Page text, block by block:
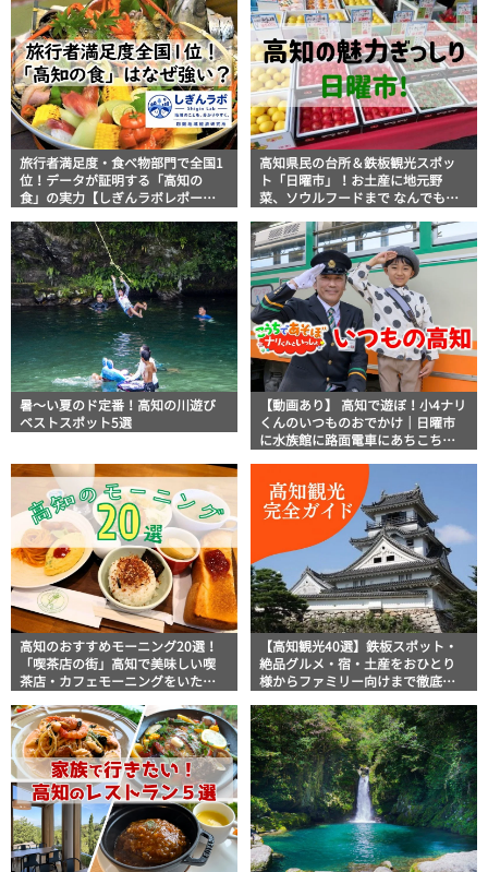
旅行者満足度・食べ物部門で全国1
位！データが証明する「高知の
食」の実力【しぎんラボレポー
高知県民の台所＆鉄板観光スポッ
ト「日曜市」！お土産に地元野
菜、ソウルフードまで なんでもそ
説！
暑～い夏のド定番！高知の川遊び
ベストスポット5選
【動画あり】 高知で遊ぼ！小4ナリ
くんのいつものおでかけ｜日曜市
に水族館に路面電車にあちこち巡
高知のおすすめモーニング20選！
「喫茶店の街」高知で美味しい喫
茶店・カフェモーニングをいただ
【高知観光40選】鉄板スポット・
絶品グルメ・宿・土産をおひとり
様からファミリー向けまで徹底解